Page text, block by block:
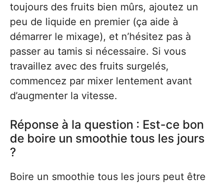
toujours des fruits bien mûrs, ajoutez un
peu de liquide en premier (ça aide à
démarrer le mixage), et n’hésitez pas à
passer au tamis si nécessaire. Si vous
travaillez avec des fruits surgelés,
commencez par mixer lentement avant
d’augmenter la vitesse.
Réponse à la question : Est-ce bon
de boire un smoothie tous les jours
?
Boire un smoothie tous les jours peut être